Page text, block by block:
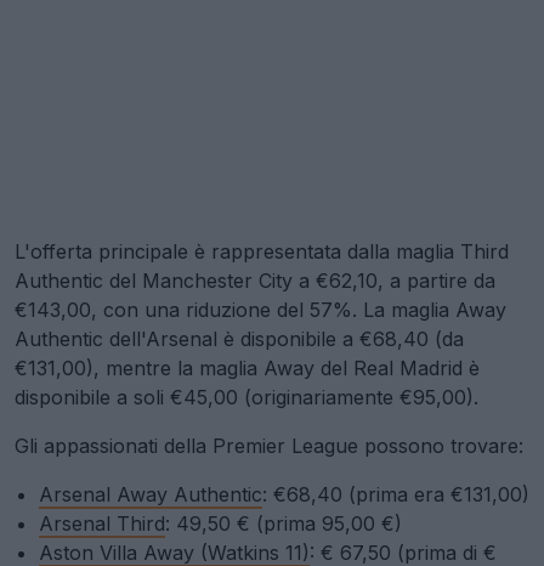
L'offerta principale è rappresentata dalla maglia Third
Authentic del Manchester City a €62,10, a partire da
€143,00, con una riduzione del 57%. La maglia Away
Authentic dell'Arsenal è disponibile a €68,40 (da
€131,00), mentre la maglia Away del Real Madrid è
disponibile a soli €45,00 (originariamente €95,00).
Gli appassionati della Premier League possono trovare:
Arsenal Away Authentic: €68,40 (prima era €131,00)
Arsenal Third: 49,50 € (prima 95,00 €)
Aston Villa Away (Watkins 11): € 67,50 (prima di €